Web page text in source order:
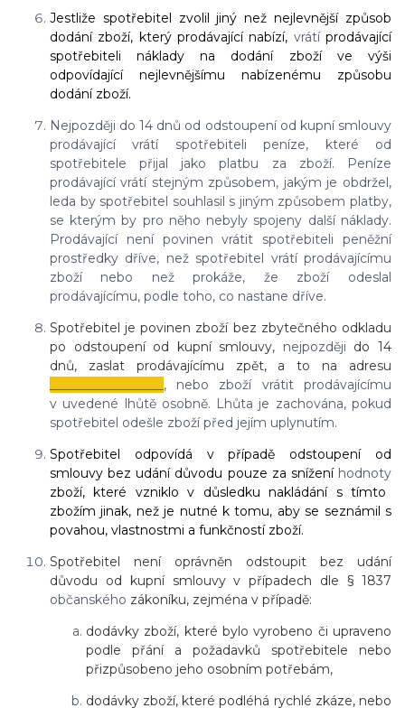
Jestliže spotřebitel zvolil jiný než nejlevnější způsob
dodání zboží, který prodávající nabízí, vrátíprodávající
spotřebiteli náklady na dodání zboží ve výši
odpovídající nejlevnějšímu nabízenému způsobu
dodání zboží.
Nejpozději do 14 dnů od odstoupení od kupní smlouvy
prodávající vrátí spotřebiteli peníze, které od
spotřebitele přijal jako platbu za zboží. Peníze
prodávající vrátí stejným způsobem, jakým je obdržel,
leda by spotřebitel souhlasil s jiným způsobem platby,
se kterým by pro něho nebyly spojeny další náklady.
Prodávající není povinen vrátit spotřebiteli peněžní
prostředky dříve, než spotřebitel vrátí prodávajícímu
zboží nebo než prokáže, že zboží odeslal
prodávajícímu, podle toho, co nastane dříve.
Spotřebitel je povinen zboží bez zbytečného odkladu
po odstoupení od kupní smlouvy, nejpozději do 14
dnů, zaslat prodávajícímu zpět, a to na adresu
, nebo zboží vrátit prodávajícímu
v uvedené lhůtě osobně. Lhůta je zachována, pokud
spotřebitel odešle zboží před jejím uplynutím.
Spotřebitel odpovídá v případě odstoupení od
smlouvy bez udání důvodu pouze za snížení hodnoty
zboží, které vzniklo v důsledku nakládání s tímto
zbožím jinak, než je nutné k tomu, aby se seznámil s
povahou, vlastnostmi a funkčností zboží.
Spotřebitel není oprávněn odstoupit bez udání
důvodu od kupní smlouvy v případech dle § 1837
občanského zákoníku, zejména v případě:
dodávky zboží, které bylo vyrobeno či upraveno
podle přání a požadavků spotřebitele nebo
přizpůsobeno jeho osobním potřebám,
dodávky zboží, které podléhá rychlé zkáze, nebo